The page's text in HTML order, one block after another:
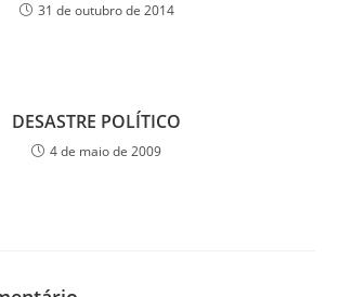
31 de outubro de 2014
DESASTRE POLÍTICO
4 de maio de 2009